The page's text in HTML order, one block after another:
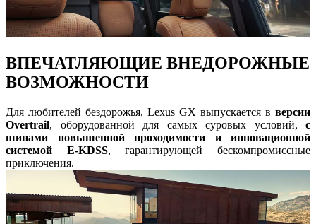
ВПЕЧАТЛЯЮЩИЕ ВНЕДОРОЖНЫЕ
ВОЗМОЖНОСТИ
Для любителей бездорожья, Lexus GX выпускается в версии
Overtrail, оборудованной для самых суровых условий, с
шинами повышенной проходимости и инновационной
системой E-KDSS, гарантирующей бескомпромиссные
приключения.